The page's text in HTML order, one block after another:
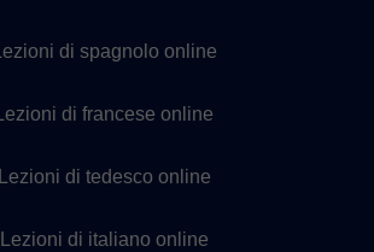
Lezioni di spagnolo online
Lezioni di francese online
Lezioni di tedesco online
Lezioni di italiano online